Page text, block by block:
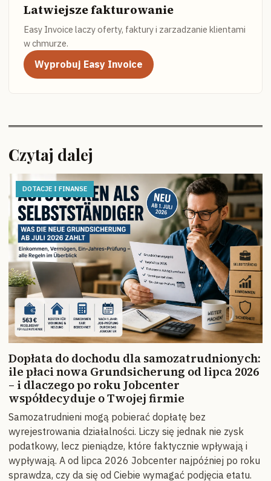
Latwiejsze fakturowanie
Easy Invoice laczy oferty, faktury i zarzadzanie klientami
w chmurze.
Wyprobuj Easy Invoice
Czytaj dalej
DOTACJE I FINANSE
Dopłata do dochodu dla samozatrudnionych:
ile płaci nowa Grundsicherung od lipca 2026
– i dlaczego po roku Jobcenter
współdecyduje o Twojej firmie
Samozatrudnieni mogą pobierać dopłatę bez
wyrejestrowania działalności. Liczy się jednak nie zysk
podatkowy, lecz pieniądze, które faktycznie wpływają i
wypływają. A od lipca 2026 Jobcenter najpóźniej po roku
sprawdza, czy da się od Ciebie wymagać podjęcia etatu.